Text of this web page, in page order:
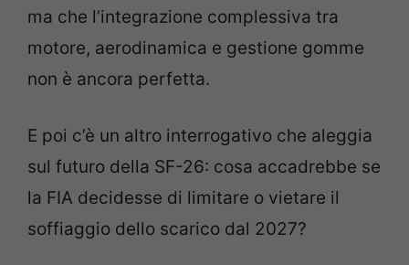
ma che l’integrazione complessiva tra
motore, aerodinamica e gestione gomme
non è ancora perfetta.
E poi c’è un altro interrogativo che aleggia
sul futuro della SF-26: cosa accadrebbe se
la FIA decidesse di limitare o vietare il
soffiaggio dello scarico dal 2027?